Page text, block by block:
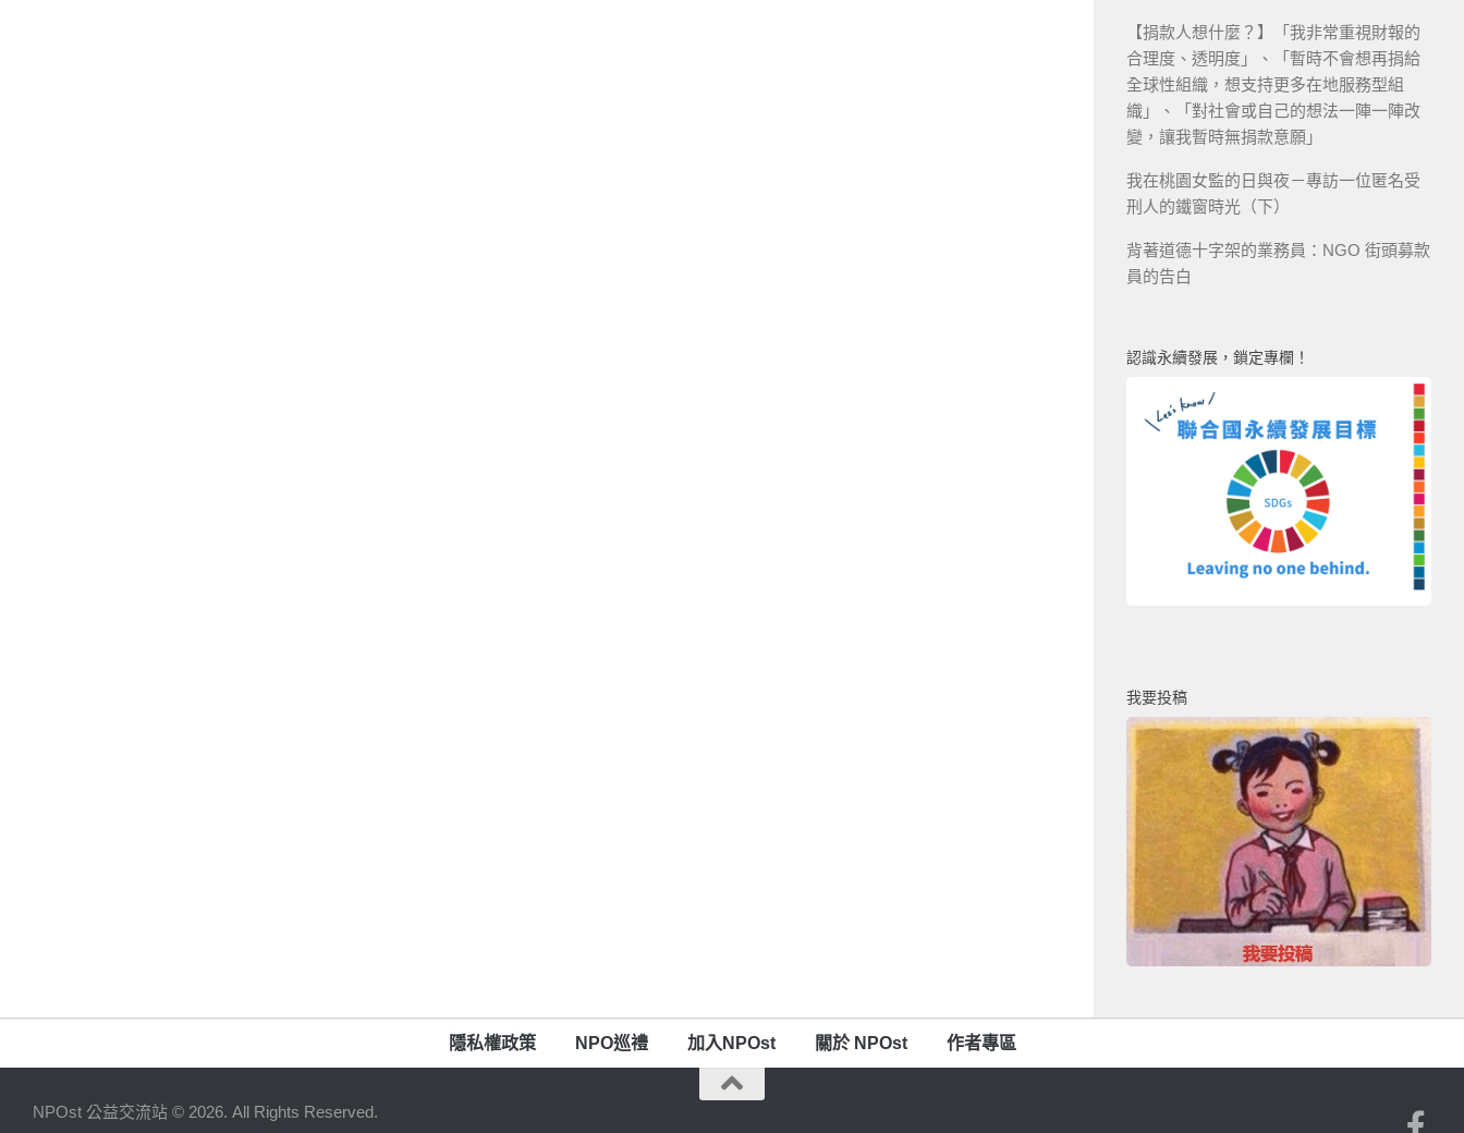
【捐款人想什麼？】「我非常重視財報的
合理度、透明度」、「暫時不會想再捐給
全球性組織，想支持更多在地服務型組
織」、「對社會或自己的想法一陣一陣改
變，讓我暫時無捐款意願」
我在桃園女監的日與夜－專訪一位匿名受
刑人的鐵窗時光（下）
背著道德十字架的業務員：NGO 街頭募款
員的告白
認識永續發展，鎖定專欄！
我要投稿
隱私權政策 NPO巡禮 加入NPOst 關於 NPOst 作者專區
NPOst 公益交流站 © 2026. All Rights Reserved.